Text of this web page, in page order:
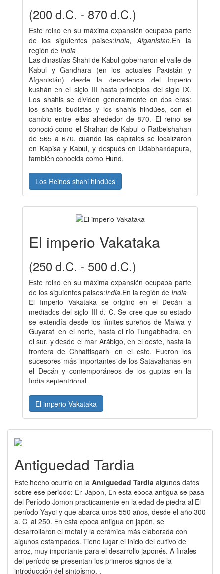
(200 d.C. - 870 d.C.)
Este reino en su máxima expansión ocupaba parte
de los siguientes paises:India, Afganistán.En la
región de India
Las dinastías Shahi de Kabul gobernaron el valle de
Kabul y Gandhara (en los actuales Pakistán y
Afganistán) desde la decadencia del Imperio
kushán en el siglo III hasta principios del siglo IX.
Los shahis se dividen generalmente en dos eras:
los shahis budistas y los shahis hindúes, con el
cambio entre ellas alrededor de 870. El reino se
conoció como el Shahan de Kabul o Ratbelshahan
de 565 a 670, cuando las capitales se localizaron
en Kapisa y Kabul, y después en Udabhandapura,
también conocida como Hund.
Los Reinos shahi hindúes
El imperio Vakataka
(250 d.C. - 500 d.C.)
Este reino en su máxima expansión ocupaba parte
de los siguientes paises:India.En la región de India
El Imperio Vakataka se originó en el Decán a
mediados del siglo III d. C. Se cree que su estado
se extendía desde los límites sureños de Malwa y
Guyarat, en el norte, hasta el río Tungabhadra, en
el sur, y desde el mar Arábigo, en el oeste, hasta la
frontera de Chhattisgarh, en el este. Fueron los
sucesores más importantes de los Satavahanas en
el Decán y contemporáneos de los guptas en la
India septentrional.
El imperio Vakataka
Antiguedad Tardia
Este hecho ocurrio en la Antiguedad Tardia algunos datos
sobre ese periodo: En Japon, En esta epoca antigua se pasa
del Período Jomon practicamente en la edad de piedra al El
período Yayoi y que abarca unos 550 años, desde el año 300
a. C. al 250. En esta epoca antigua en japón, se
desarrollaron el metal y la cerámica más elaborada con
algunos estampados. Tiene lugar el inicio del cultivo de
arroz, muy importante para el desarrollo japonés. A finales
del período se presentan los primeros signos de la
introducción del sintoísmo. .